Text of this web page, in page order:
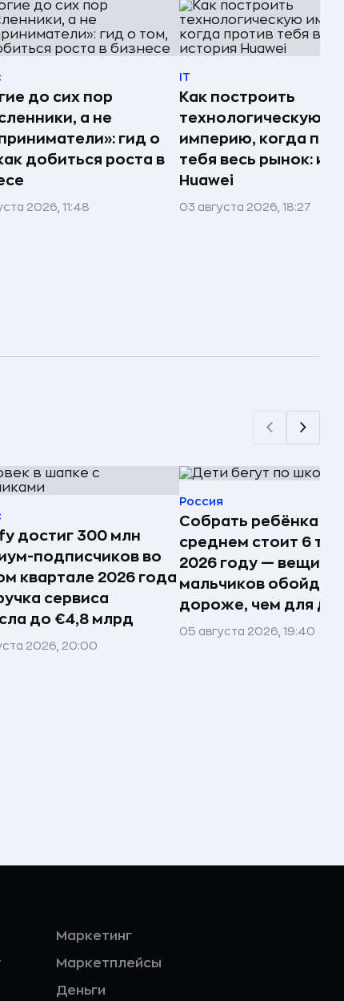
до сих пор
а не
гид о
добиться роста в
2026, 11:48
IT
Как построить
технологическую
империю, когда
тебя весь рынок:
Huawei
03 августа 2026, 18:27
достиг 300 млн
подписчиков во
квартале 2026 года
сервиса
до €4,8 млрд
2026, 20:00
Россия
Собрать ребёнка в
среднем стоит 6
2026 году — вещи
мальчиков
дороже, чем для
05 августа 2026, 19:40
Маркетинг
Маркетплейсы
Деньги